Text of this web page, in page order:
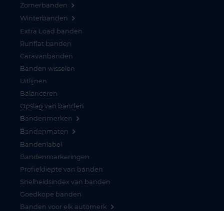
Zomerbanden
Winterbanden
Extra Load banden
Runflat banden
Caravanbanden
Banden wisselen
Uitlijnen
Balanceren
Opslag van banden
Bandenmerken
Bandenmaten
Bandenlabel
Bandenmarkeringen
Profieldiepte van banden
Snelheidsindex van banden
Goedkope banden
Banden voor elk automerk